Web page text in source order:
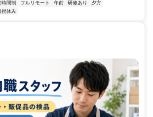
時間制 フルリモート 午前 研修あり
夕方
祝休み